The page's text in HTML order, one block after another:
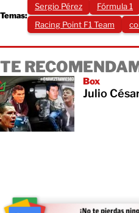
Temas:
Sergio Pérez Fórmula 1
Racing Point F1 Team
TE
Box
Julio